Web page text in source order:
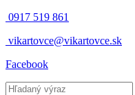
0917 519 861
vikartovce@vikartovce.sk
Facebook